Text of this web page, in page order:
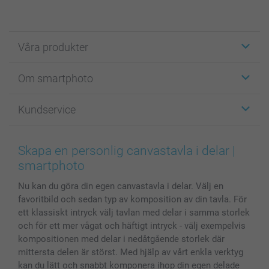
Våra produkter
Fotokort
Fotoböcker
Bilder, Fotoförstoring & Fotohäften
Skal till Mobil & Surfplatta
Fotoalmanackor & Fotoagenda
Fotoramar & Tillbehör
Presentkort
Alla fotoprodukter
Om smartphoto
För affiliates
Cookie Policy
Sitemap
Investor Relations
Kundservice
smartgaranti
smartbonus
Status på beställningar
Skapa en personlig canvastavla i delar |
smartphoto
Nu kan du göra din egen canvastavla i delar. Välj en
favoritbild och sedan typ av komposition av din tavla. För
ett klassiskt intryck välj tavlan med delar i samma storlek
och för ett mer vågat och häftigt intryck - välj exempelvis
kompositionen med delar i nedåtgående storlek där
mittersta delen är störst. Med hjälp av vårt enkla verktyg
kan du lätt och snabbt komponera ihop din egen delade